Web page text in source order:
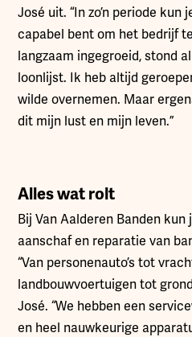
José uit. “In zo’n periode kun
capabel bent om het bedrijf
langzaam ingegroeid, stond
loonlijst. Ik heb altijd
wilde overnemen. Maar
dit mijn lust en mijn leven.”
Alles wat rolt
Bij Van Aalderen Banden
aanschaf en reparatie van
“Van personenauto’s tot
landbouwvoertuigen tot
José. “We hebben een
en heel nauwkeurige